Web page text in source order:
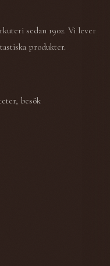
sedan 1902. Vi lever
produkter.
besök